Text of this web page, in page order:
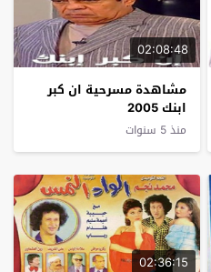
02:08:48
مشاهدة مسرحية ان كبر
ابنك 2005
منذ 5 سنوات
02:36:15